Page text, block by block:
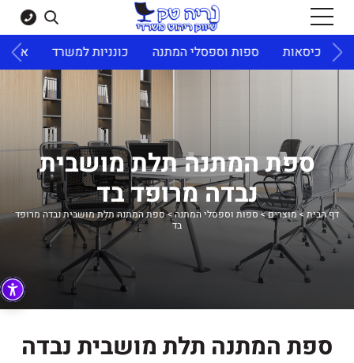
כיסאות ספות וספסלי המתנה כונניות למשרד
ספת המתנה תלת מושבית
נבדה מרופד בד
דף הבית>מוצרים>ספות וספסלי המתנה>ספת המתנה תלת מושבית נבדה מרופד
בד
ספת המתנה תלת מושבית נבדה